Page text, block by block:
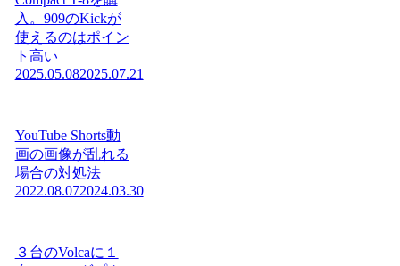
入。909のKickが
使えるのはポイン
ト高い
2025.05.082025.07.21
YouTube Shorts動
画の画像が乱れる
場合の対処法
2022.08.072024.03.30
３台のVolcaに１